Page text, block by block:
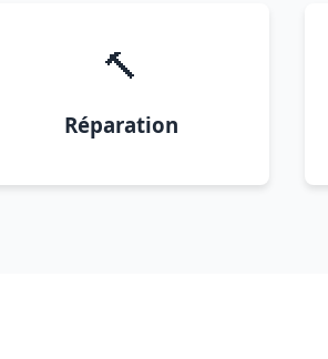
🔨
Réparation